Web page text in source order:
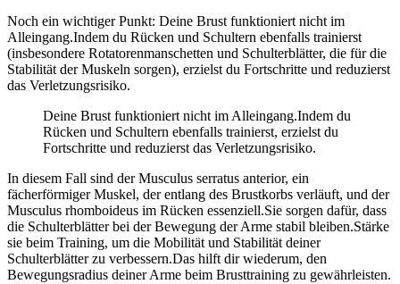
Noch ein wichtiger Punkt: Deine Brust funktioniert nicht im
Alleingang.Indem du Rücken und Schultern ebenfalls trainierst
(insbesondere Rotatorenmanschetten und Schulterblätter, die für die
Stabilität der Muskeln sorgen), erzielst du Fortschritte und reduzierst
das Verletzungsrisiko.
Deine Brust funktioniert nicht im Alleingang.Indem du
Rücken und Schultern ebenfalls trainierst, erzielst du
Fortschritte und reduzierst das Verletzungsrisiko.
In diesem Fall sind der Musculus serratus anterior, ein
fächerförmiger Muskel, der entlang des Brustkorbs verläuft, und der
Musculus rhomboideus im Rücken essenziell.Sie sorgen dafür, dass
die Schulterblätter bei der Bewegung der Arme stabil bleiben.Stärke
sie beim Training, um die Mobilität und Stabilität deiner
Schulterblätter zu verbessern.Das hilft dir wiederum, den
Bewegungsradius deiner Arme beim Brusttraining zu gewährleisten.